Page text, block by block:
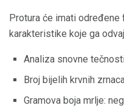
Protura će imati
karakteristike koje ga
Analiza snovne
Broj bijelih krvnih
Gramova boja mrlje: